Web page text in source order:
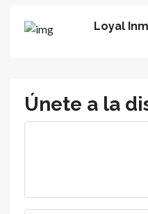
Loyal
Únete a la